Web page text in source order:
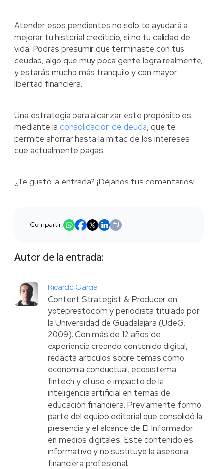
Atender esos pendientes no solo te ayudará a
mejorar tu historial crediticio, si no tu calidad de
vida. Podrás presumir que terminaste con tus
deudas, algo que muy poca gente logra realmente,
y estarás mucho más tranquilo y con mayor
libertad financiera.
Una estrategia para alcanzar este propósito es
mediante la consolidación de deuda, que te
permite ahorrar hasta la mitad de los intereses
que actualmente pagas.
¿Te gustó la entrada? ¡Déjanos tus comentarios!
Compartir:
Autor de la entrada:
Ricardo García
Content Strategist & Producer en
yotepresto.com y periodista titulado por
la Universidad de Guadalajara (UdeG,
2009). Con más de 12 años de
experiencia creando contenido digital,
redacta artículos sobre temas como
economía conductual, ecosistema
fintech y el uso e impacto de la
inteligencia artificial en temas de
educación financiera. Previamente formó
parte del equipo editorial que consolidó la
presencia y el alcance de El Informador
en medios digitales. Este contenido es
informativo y no sustituye la asesoría
financiera profesional.